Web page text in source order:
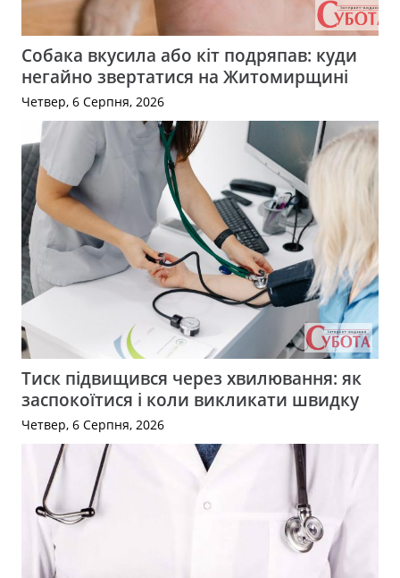
Собака вкусила або кіт подряпав: куди
негайно звертатися на Житомирщині
Четвер, 6 Серпня, 2026
Тиск підвищився через хвилювання: як
заспокоїтися і коли викликати швидку
Четвер, 6 Серпня, 2026